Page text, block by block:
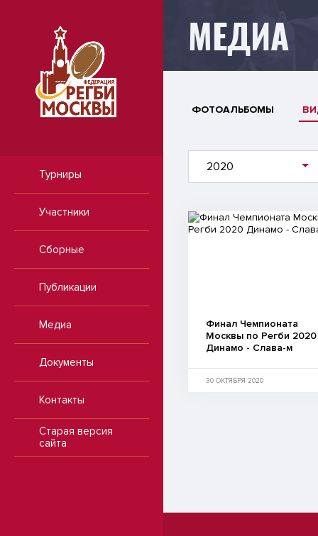
Турниры
Участники
Сборные
Публикации
Медиа
Документы
Контакты
Старая версия
сайта
МЕДИА
ФОТОАЛЬБОМЫ
2020
Видео
Финал Чемпионата
Москвы по Регби 2020
Динамо - Слава-м
30 ОКТЯБРЯ 2020